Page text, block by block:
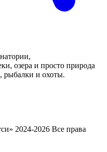
озера и просто природа
рыбалки и охоты.
2024-2026 Все права